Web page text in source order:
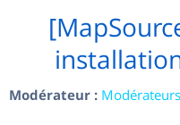
Modérateur :